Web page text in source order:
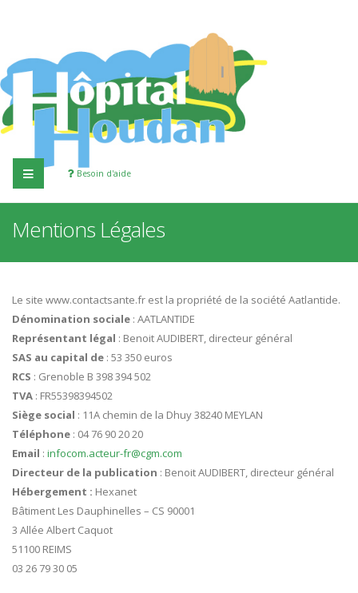
Besoin d'aide
Mentions Légales
Le site www.contactsante.fr est la propriété de la société Aatlantide.
Dénomination sociale : AATLANTIDE
Représentant légal : Benoit AUDIBERT, directeur général
SAS au capital de : 53 350 euros
RCS : Grenoble B 398 394 502
TVA : FR55398394502
Siège social : 11A chemin de la Dhuy 38240 MEYLAN
Téléphone : 04 76 90 20 20
Email : infocom.acteur-fr@cgm.com
Directeur de la publication : Benoit AUDIBERT, directeur général
Hébergement : Hexanet
Bâtiment Les Dauphinelles – CS 90001
3 Allée Albert Caquot
51100 REIMS
03 26 79 30 05